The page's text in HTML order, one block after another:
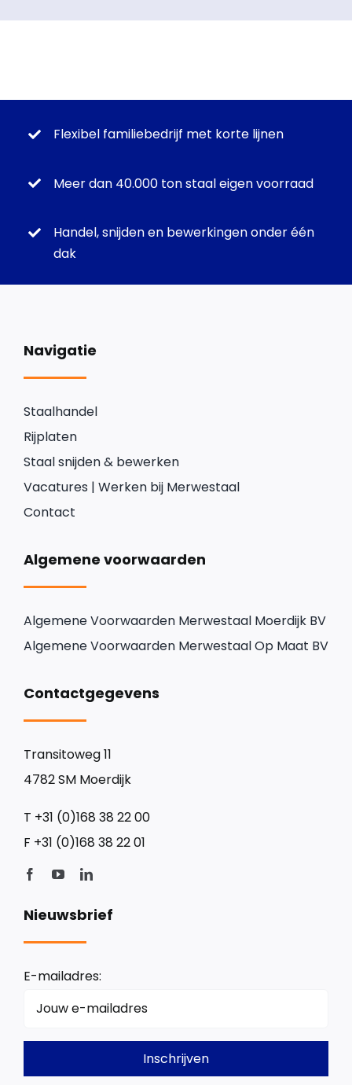
Flexibel familiebedrijf met korte lijnen
Meer dan 40.000 ton staal eigen voorraad
Handel, snijden en bewerkingen onder één
dak
Navigatie
Staalhandel
Rijplaten
Staal snijden & bewerken
Vacatures | Werken bij Merwestaal
Contact
Algemene voorwaarden
Algemene Voorwaarden Merwestaal Moerdijk BV
Algemene Voorwaarden Merwestaal Op Maat BV
Contactgegevens
Transitoweg 11
4782 SM Moerdijk
T +31 (0)168 38 22 00
F +31 (0)168 38 22 01
Nieuwsbrief
E-mailadres: